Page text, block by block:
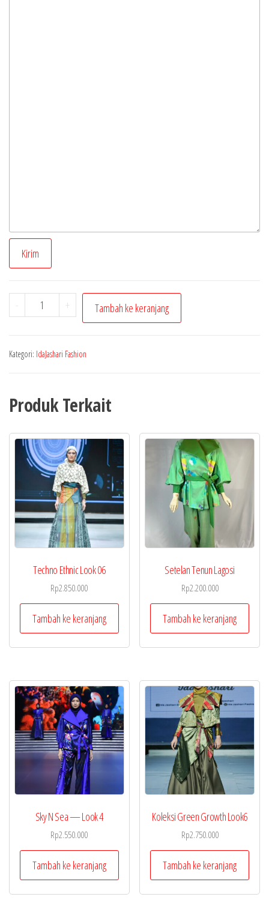
Kirim
-
Kuantitas
Koleksi
Growth
+ Tambah ke keranjang
Kategori: IdaJashari Fashion
Produk Terkait
Techno Ethnic Look 06
Rp2.850.000
Tambah ke keranjang
Setelan Tenun Lagosi
Rp2.200.000
Tambah ke keranjang
Sky N Sea — Look 4
Rp2.550.000
Tambah ke keranjang
Koleksi Green Growth Look6
Rp2.750.000
Tambah ke keranjang